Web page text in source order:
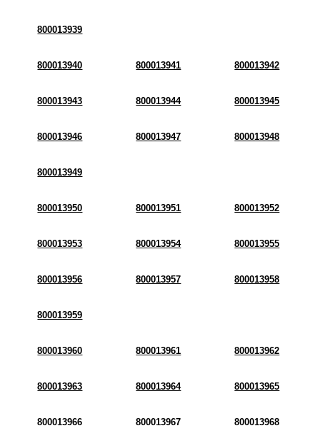
800013939
800013940 800013941 800013942
800013943 800013944 800013945
800013946 800013947 800013948
800013949
800013950 800013951 800013952
800013953 800013954 800013955
800013956 800013957 800013958
800013959
800013960 800013961 800013962
800013963 800013964 800013965
800013966 800013967 800013968